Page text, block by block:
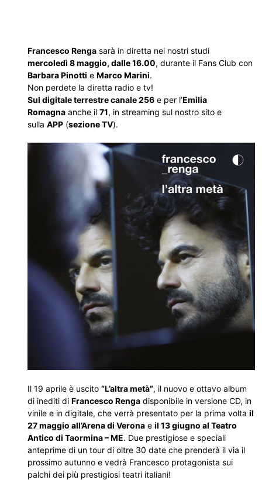
Francesco Renga sarà in diretta nei nostri studi
mercoledì 8 maggio, dalle 16.00, durante il Fans Club con
Barbara Pinotti e Marco Marini.
Non perdete la diretta radio e tv!
Sul digitale terrestre canale 256 e per l’Emilia
Romagna anche il 71, in streaming sul nostro sito e
sulla APP (sezione TV).
Il 19 aprile è uscito “L’altra metà”, il nuovo e ottavo album
di inediti di Francesco Renga disponibile in versione CD, in
vinile e in digitale, che verrà presentato per la prima volta il
27 maggio all’Arena di Verona e il 13 giugno al Teatro
Antico di Taormina – ME. Due prestigiose e speciali
anteprime di un tour di oltre 30 date che prenderà il via il
prossimo autunno e vedrà Francesco protagonista sui
palchi dei più prestigiosi teatri italiani!